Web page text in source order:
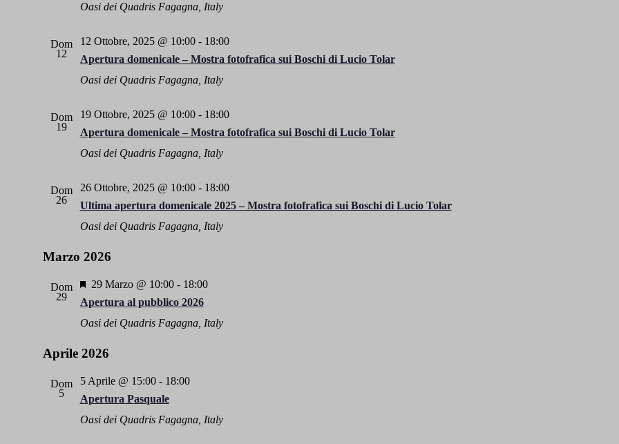
Oasi dei Quadris Fagagna, Italy
Dom
12
Apertura domenicale – Mostra fotofrafica sui Boschi di Lucio Tolar
12 Ottobre, 2025 @ 10:00- 18:00
Oasi dei Quadris Fagagna, Italy
Dom
19
Apertura domenicale – Mostra fotofrafica sui Boschi di Lucio Tolar
19 Ottobre, 2025 @ 10:00- 18:00
Oasi dei Quadris Fagagna, Italy
Dom
26
Ultima apertura domenicale 2025 – Mostra fotofrafica sui Boschi di Lucio Tolar
26 Ottobre, 2025 @ 10:00- 18:00
Oasi dei Quadris Fagagna, Italy
Marzo 2026
Dom
29
Apertura al pubblico 2026
Segnalati
29 Marzo @ 10:00- 18:00
Oasi dei Quadris Fagagna, Italy
Aprile 2026
Dom
5
Apertura Pasquale
5 Aprile @ 15:00- 18:00
Oasi dei Quadris Fagagna, Italy